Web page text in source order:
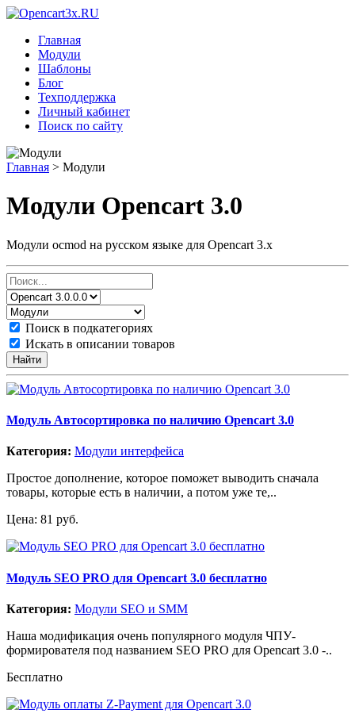
Главная
Модули
Шаблоны
Блог
Техподдержка
Личный кабинет
Поиск по сайту
Главная > Модули
Модули Opencart 3.0
Модули ocmod на русском языке для Opencart 3.x
Поиск в подкатегориях
Искать в описании товаров
Модуль Автосортировка по наличию Opencart 3.0
Категория: Модули интерфейса
Простое дополнение, которое поможет выводить сначала
товары, которые есть в наличии, а потом уже те,..
Цена: 81 руб.
Модуль SEO PRO для Opencart 3.0 бесплатно
Категория: Модули SEO и SMM
Наша модификация очень популярного модуля ЧПУ-
формирователя под названием SEO PRO для Opencart 3.0 -..
Бесплатно